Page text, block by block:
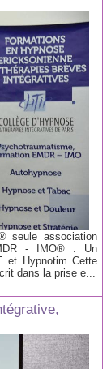
seule association
- IMO® . Un
et Hypnotim Cette
dans la prise e...